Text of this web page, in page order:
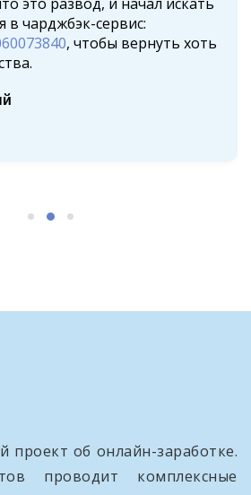
в чарджбэк-сервис:
, чтобы вернуть хоть
проект об онлайн-заработке.
проводит комплексные